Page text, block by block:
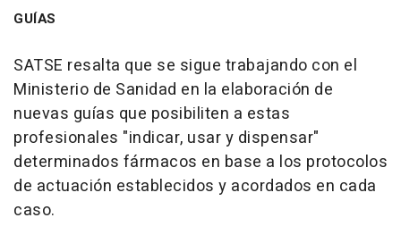
GUÍAS
SATSE resalta que se sigue trabajando con el
Ministerio de Sanidad en la elaboración de
nuevas guías que posibiliten a estas
profesionales "indicar, usar y dispensar"
determinados fármacos en base a los protocolos
de actuación establecidos y acordados en cada
caso.